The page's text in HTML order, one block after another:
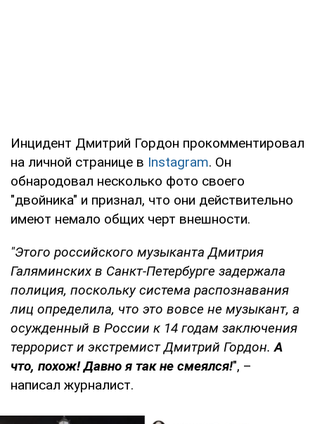
Инцидент Дмитрий Гордон прокомментировал
на личной странице в Instagram. Он
обнародовал несколько фото своего
"двойника" и признал, что они действительно
имеют немало общих черт внешности.
"Этого российского музыканта Дмитрия
Галяминских в Санкт-Петербурге задержала
полиция, поскольку система распознавания
лиц определила, что это вовсе не музыкант, а
осужденный в России к 14 годам заключения
террорист и экстремист Дмитрий Гордон.А
что, похож! Давно я так не смеялся!", –
написал журналист.